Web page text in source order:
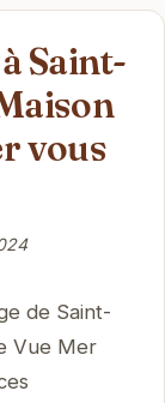
Saint-
vous
de Saint-
Vue Mer